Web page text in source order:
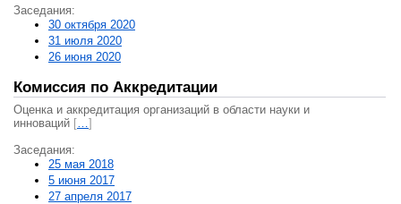
Заседания:
30 октября 2020
31 июля 2020
26 июня 2020
Комиссия по Аккредитации
Оценка и аккредитация организаций в области науки и
инноваций […]
Заседания:
25 мая 2018
5 июня 2017
27 апреля 2017